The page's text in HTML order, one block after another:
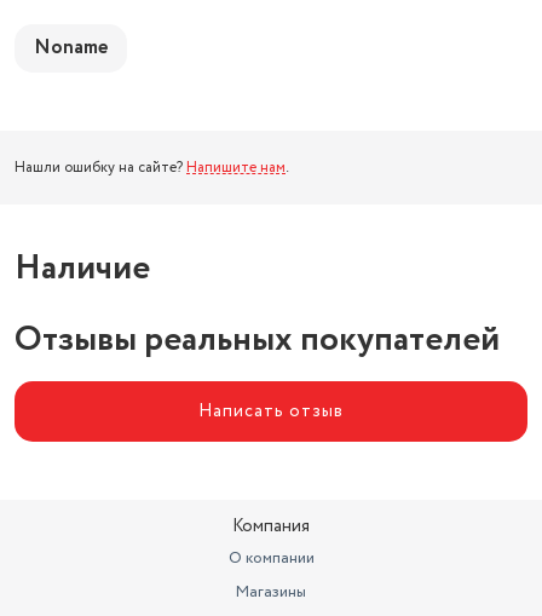
Noname
Нашли ошибку на сайте? Напишите нам.
Наличие
Отзывы реальных покупателей
Написать отзыв
Компания
О компании
Магазины